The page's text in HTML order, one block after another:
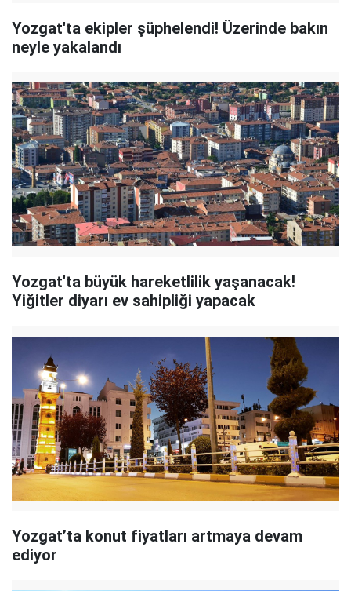
Yozgat'ta ekipler şüphelendi! Üzerinde bakın
neyle yakalandı
Yozgat'ta büyük hareketlilik yaşanacak!
Yiğitler diyarı ev sahipliği yapacak
Yozgat’ta konut fiyatları artmaya devam
ediyor